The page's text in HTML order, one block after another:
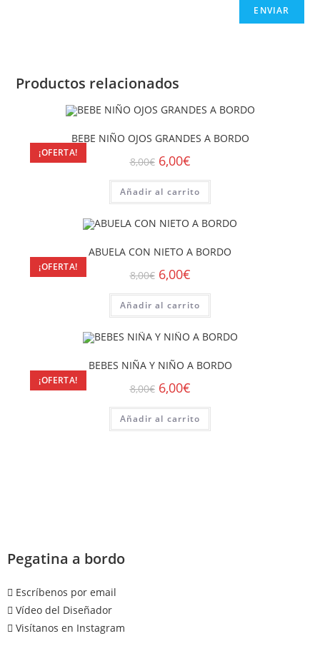
Productos relacionados
¡OFERTA!
BEBE NIÑO OJOS GRANDES A BORDO
8,00€ 6,00€
Añadir al carrito
¡OFERTA!
ABUELA CON NIETO A BORDO
8,00€ 6,00€
Añadir al carrito
¡OFERTA!
BEBES NIÑA Y NIÑO A BORDO
8,00€ 6,00€
Añadir al carrito
Pegatina a bordo
Escríbenos por email
Vídeo del Diseñador
Visítanos en Instagram